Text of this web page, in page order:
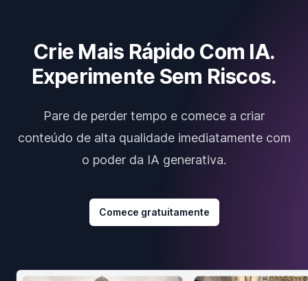
Crie Mais Rápido Com IA.
Experimente Sem Riscos.
Pare de perder tempo e comece a criar
conteúdo de alta qualidade imediatamente com
o poder da IA generativa.
Comece gratuitamente